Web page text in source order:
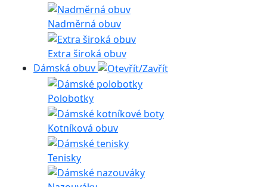
Nadměrná obuv
Extra široká obuv
Dámská obuv
Polobotky
Kotníková obuv
Tenisky